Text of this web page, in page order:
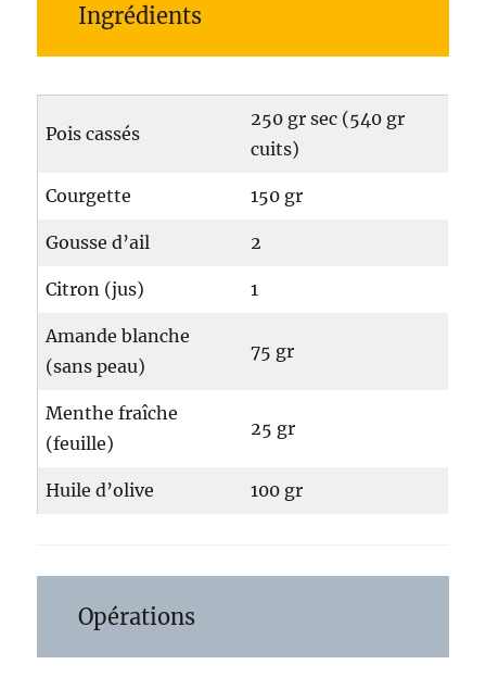
Ingrédients
Pois cassés
250 gr sec (540 gr
cuits)
Courgette 150 gr
Gousse d’ail 2
Citron (jus) 1
Amande blanche
(sans peau)
75 gr
Menthe fraîche
(feuille)
25 gr
Huile d’olive 100 gr
Opérations